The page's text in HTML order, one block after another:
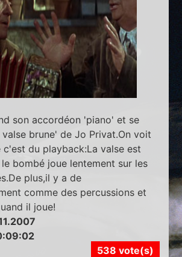
son accordéon 'piano' et se
brune' de Jo Privat.On voit
c'est du playback:La valse est
bombé joue lentement sur les
plus,il y a de
comme des percussions et
il joue!
538 vote(s)